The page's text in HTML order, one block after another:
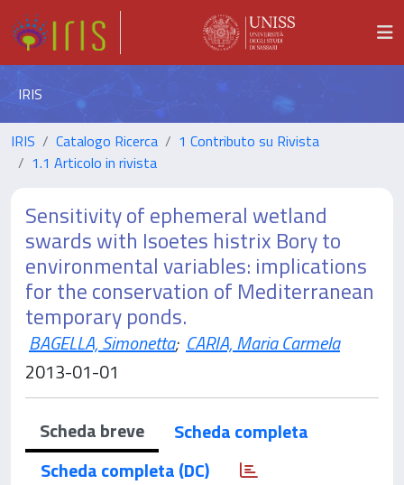
IRIS
IRIS Catalogo Ricerca
1 Contributo su Rivista
1.1 Articolo in rivista
Sensitivity of ephemeral wetland
swards with Isoetes histrix Bory to
environmental variables: implications
for the conservation of Mediterranean
temporary ponds.
BAGELLA, Simonetta; CARIA, Maria Carmela
2013-01-01
Scheda breve
Scheda completa
Scheda completa (DC)